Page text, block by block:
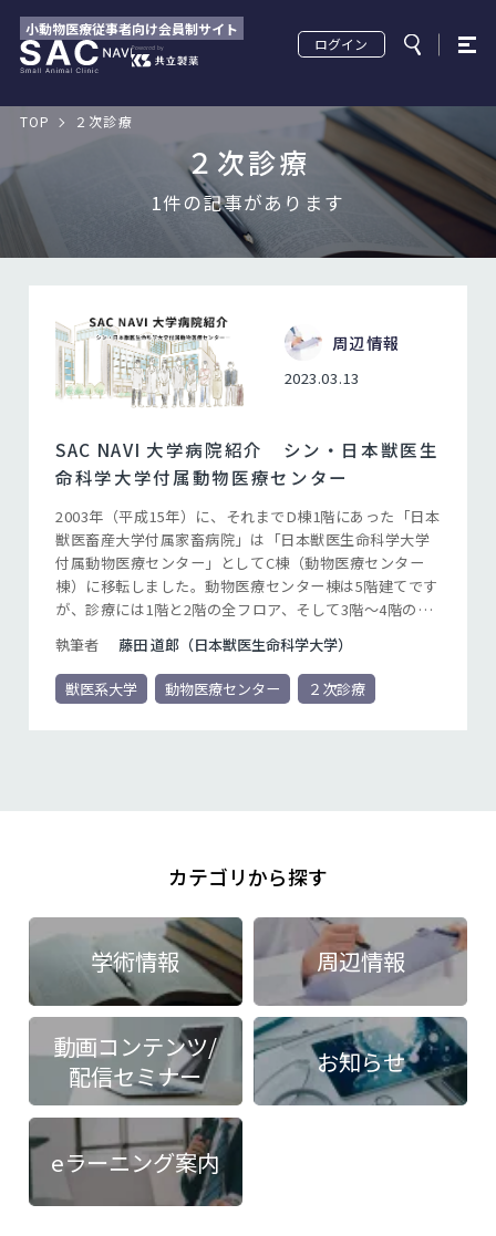
小動物医療従事者向け会員制サイト
ログイン
TOP ２次診療
２次診療
1件の記事があります
周辺情報
2023.03.13
SAC NAVI 大学病院紹介 シン・日本獣医生
命科学大学付属動物医療センター
2003年（平成15年）に、それまでD棟1階にあった「日本
獣医畜産大学付属家畜病院」は「日本獣医生命科学大学
付属動物医療センター」としてC棟（動物医療センター
棟）に移転しました。動物医療センター棟は5階建てです
が、診療には1階と2階の全フロア、そして3階～4階の一
部を診療業務に使用しています。 D棟時代の「家畜病
院」から単にスペースが広くなっただけでなく、設備や
人員、そして診療内容についても高度二次診療施設の名
に恥じない充実さとなっています。今回は家畜病院から
執筆者 藤田 道郎（日本獣医生命科学大学）
獣医系大学 動物医療センター ２次診療
カテゴリから探す
学術情報 周辺情報
動画コンテンツ/
配信セミナー
お知らせ
eラーニング案内